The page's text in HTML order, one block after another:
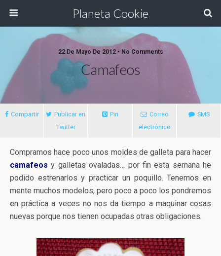
Planeta Cookie
22 De Mayo De 2012 • No Comments
Camafeos
Compartir
Publicar en
Twitter
Pin
Correo
electrónico
SMS
Compramos hace poco unos moldes de galleta para hacer
camafeos y galletas ovaladas… por fin esta semana he
podido estrenarlos y practicar un poquillo. Tenemos en
mente muchos modelos, pero poco a poco los pondremos
en práctica a veces no nos da tiempo a maquinar cosas
nuevas porque nos tienen ocupadas otras obligaciones.